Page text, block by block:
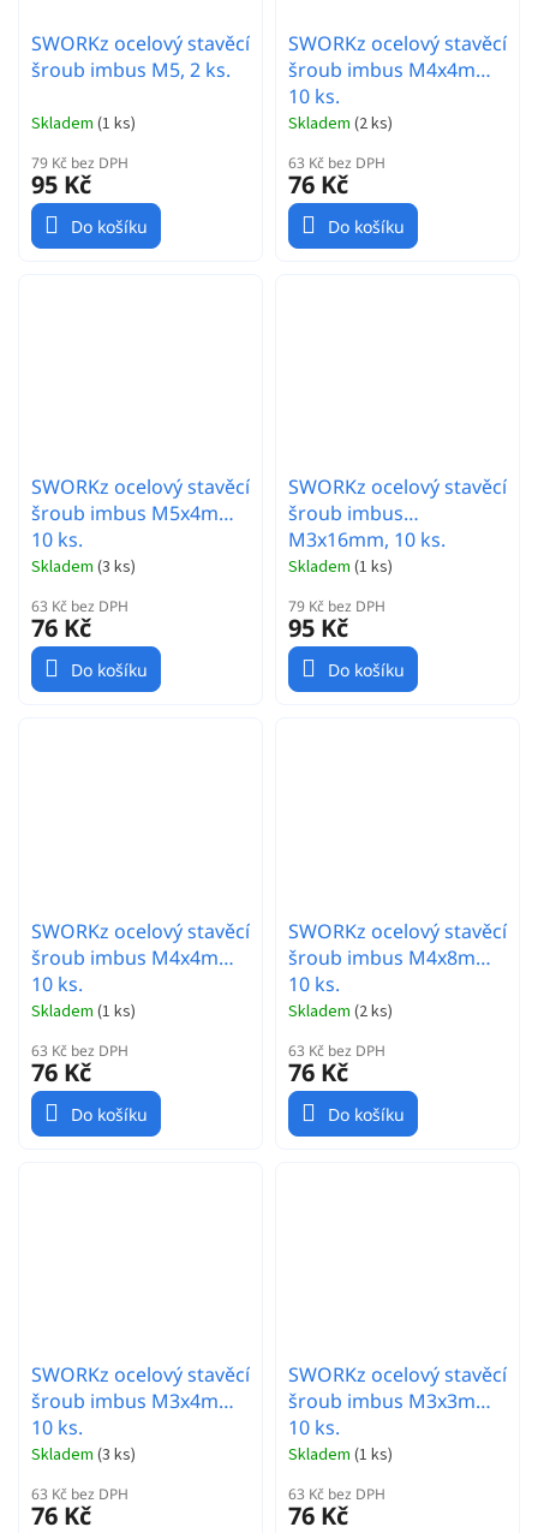
SWORKz ocelový stavěcí
šroub imbus M5, 2 ks.
Skladem (1 ks)
79 Kč bez DPH
95 Kč
Do košíku
SWORKz ocelový stavěcí
šroub imbus M4x4mm,
10 ks.
Skladem (2 ks)
63 Kč bez DPH
76 Kč
Do košíku
SWORKz ocelový stavěcí
šroub imbus M5x4mm,
10 ks.
Skladem (3 ks)
63 Kč bez DPH
76 Kč
Do košíku
SWORKz ocelový stavěcí
šroub imbus
M3x16mm, 10 ks.
Skladem (1 ks)
79 Kč bez DPH
95 Kč
Do košíku
SWORKz ocelový stavěcí
šroub imbus M4x4mm,
10 ks.
Skladem (1 ks)
63 Kč bez DPH
76 Kč
Do košíku
SWORKz ocelový stavěcí
šroub imbus M4x8mm,
10 ks.
Skladem (2 ks)
63 Kč bez DPH
76 Kč
Do košíku
SWORKz ocelový stavěcí
šroub imbus M3x4mm,
10 ks.
Skladem (3 ks)
63 Kč bez DPH
76 Kč
SWORKz ocelový stavěcí
šroub imbus M3x3mm,
10 ks.
Skladem (1 ks)
63 Kč bez DPH
76 Kč